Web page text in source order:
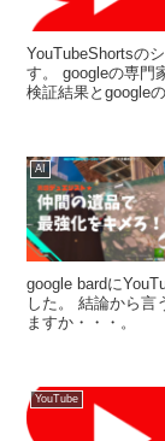
YouTubeShortsの
す。 googleの専門
検証結果とgoogle
AI
google bardに
した。 結論から言
ますか・・・。
YouTube